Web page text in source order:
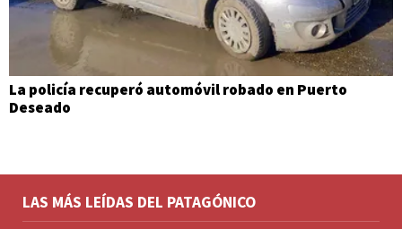
La policía recuperó automóvil robado en Puerto
Deseado
LAS MÁS LEÍDAS DEL PATAGÓNICO